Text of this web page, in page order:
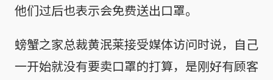
他们过后也表示会免费送出口罩。
螃蟹之家总裁黄泯莱接受媒体访问时说，自己
一开始就没有要卖口罩的打算，是刚好有顾客